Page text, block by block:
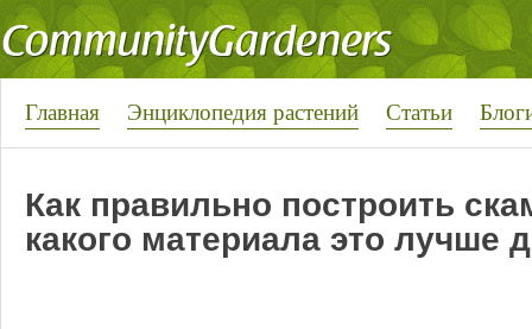
Главная Энциклопедия растений Статьи
Как правильно построить
какого материала это лучше